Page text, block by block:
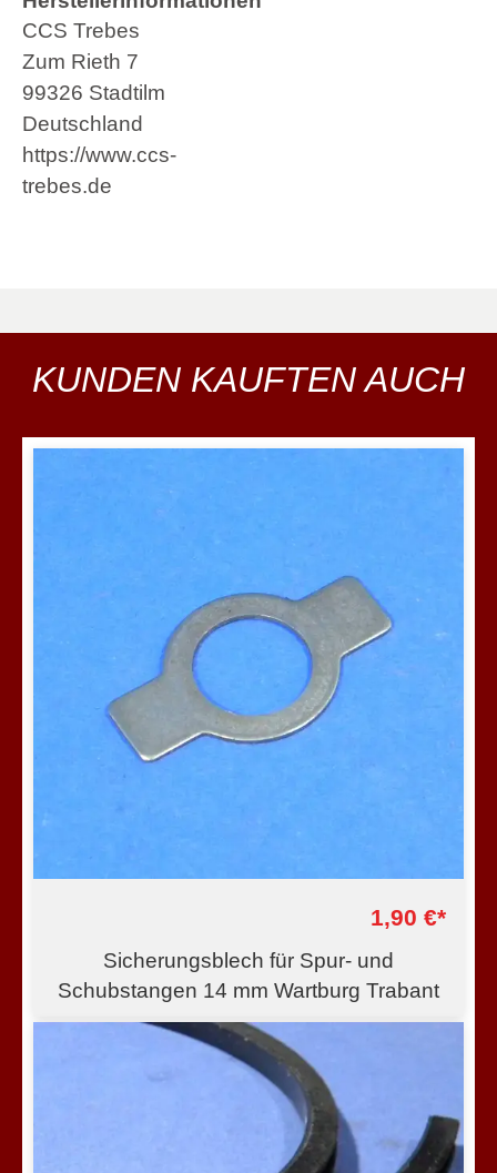
CCS Trebes
Zum Rieth 7
99326 Stadtilm
Deutschland
https://www.ccs-
trebes.de
KUNDEN KAUFTEN AUCH
1,90 €*
Sicherungsblech für Spur- und
Schubstangen 14 mm Wartburg Trabant